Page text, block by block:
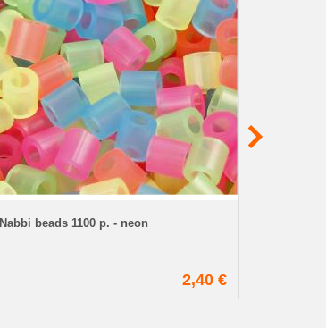
Nabbi beads 1100 p. - neon
2,40 €